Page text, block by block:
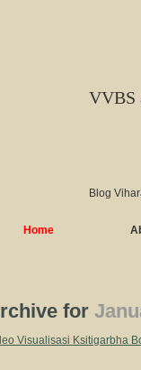
VVBS
Blog
Home
for
Visualisasi Ksitigarbha